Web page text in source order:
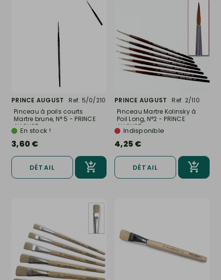
PRINCE AUGUST
Ref. 5/0/210
Pinceau à poils courts
Martre brune, N° 5 - PRINCE
AUGUST...
En stock !
3,60 €
DÉTAIL
PRINCE AUGUST
Ref. 2/110
Pinceau Martre Kolinsky à
Poil Long, N°2 - PRINCE
AUGUST...
Indisponible
4,25 €
DÉTAIL